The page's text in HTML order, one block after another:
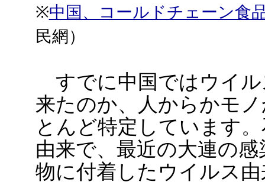
※中国、コールドチェーン食
民網）
すでに中国ではウイル
来たのか、人からかモ
とんど特定しています
由来で、最近の大連の
物に付着したウイルス